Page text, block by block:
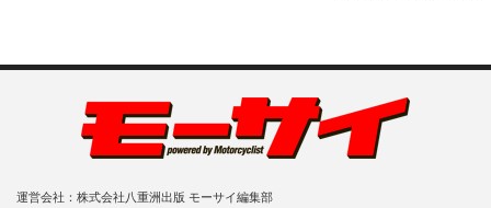
運営会社：株式会社八重洲出版 モーサイ編集部